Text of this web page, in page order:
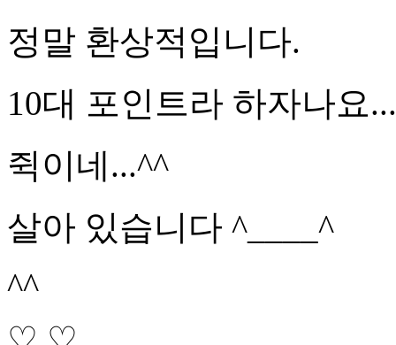
정말 환상적입니다.
10대 포인트라 하자나요
쥑이네...^^
살아 있습니다 ^____^
^^